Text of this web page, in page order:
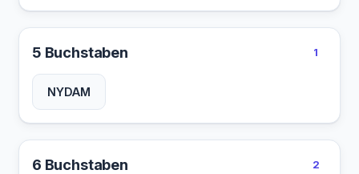
5 Buchstaben 1
NYDAM
6 Buchstaben 2